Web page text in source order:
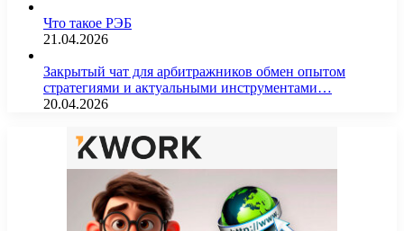
Что такое РЭБ
21.04.2026
Закрытый чат для арбитражников обмен опытом
стратегиями и актуальными инструментами…
20.04.2026